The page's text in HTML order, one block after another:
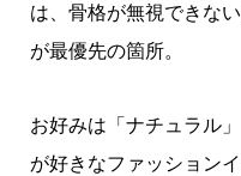
は、骨格が無視できな
が最優先の箇所。
お好みは「ナチュラル
が好きなファッションイ